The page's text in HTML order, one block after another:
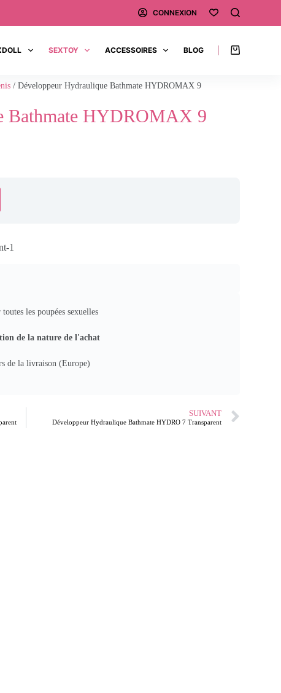
CONNEXION
SEXTOY ACCESSOIRES BLOG
/ Développeur Hydraulique Bathmate HYDROMAX 9
Bathmate HYDROMAX 9
1
les poupées sexuelles
de la nature de l'achat
de la livraison (Europe)
SUIVANT
Développeur Hydraulique Bathmate HYDRO 7 Transparent